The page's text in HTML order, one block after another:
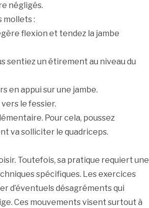
négligés.
mollets :
flexion et tendez la jambe
sentiez un étirement au niveau du
en appui sur une jambe.
le fessier.
Pour cela, poussez
va solliciter le quadriceps.
Toutefois, sa pratique requiert une
spécifiques. Les exercices
d’éventuels désagréments qui
Ces mouvements visent surtout à